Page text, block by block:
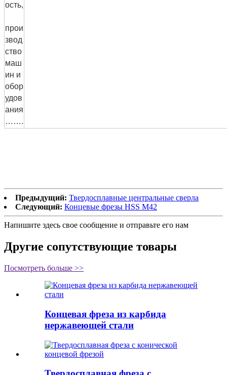
ость,
прои
звод
ство
маш
ин и
обор
удов
ания
…….
Предыдущий: Твердосплавные центральные сверла
Следующий: Концевые фрезы HSS M42
Напишите здесь свое сообщение и отправьте его нам
Другие сопутствующие товары
Посмотреть больше >>
Концевая фреза из карбида
нержавеющей стали